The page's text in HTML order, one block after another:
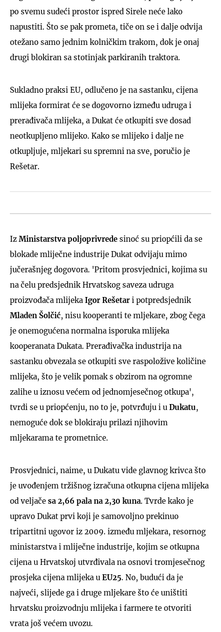
po svemu sudeći prostor ispred Sirele neće lako
napustiti. Što se pak prometa, tiče on se i dalje odvija
otežano samo jednim kolničkim trakom, dok je onaj
drugi blokiran sa stotinjak parkiranih traktora.
Sukladno praksi EU, odlučeno je na sastanku, cijena
mlijeka formirat će se dogovorno između udruga i
prerađivača mlijeka, a Dukat će otkupiti sve dosad
neotkupljeno mlijeko. Kako se mlijeko i dalje ne
otkupljuje, mljekari su spremni na sve, poručio je
Rešetar.
Iz Ministarstva poljoprivrede sinoć su priopćili da se
blokade mliječne industrije Dukat odvijaju mimo
jučerašnjeg dogovora. 'Pritom prosvjednici, kojima su
na čelu predsjednik Hrvatskog saveza udruga
proizvođača mlijeka Igor Rešetar i potpredsjednik
Mladen Šolčić, nisu kooperanti te mljekare, zbog čega
je onemogućena normalna isporuka mlijeka
kooperanata Dukata. Prerađivačka industrija na
sastanku obvezala se otkupiti sve raspoložive količine
mlijeka, što je velik pomak s obzirom na ogromne
zalihe u iznosu većem od jednomjesečnog otkupa',
tvrdi se u priopćenju, no to je, potvrđuju i u Dukatu,
nemoguće dok se blokiraju prilazi njihovim
mljekarama te prometnice.
Prosvjednici, naime, u Dukatu vide glavnog krivca što
je uvođenjem tržišnog izračuna otkupna cijena mlijeka
od veljače sa 2,66 pala na 2,30 kuna. Tvrde kako je
upravo Dukat prvi koji je samovoljno prekinuo
tripartitni ugovor iz 2009. između mljekara, resornog
ministarstva i mliječne industrije, kojim se otkupna
cijena u Hrvatskoj utvrđivala na osnovi tromjesečnog
prosjeka cijena mlijeka u EU25. No, budući da je
najveći, slijede ga i druge mljekare što će uništiti
hrvatsku proizvodnju mlijeka i farmere te otvoriti
vrata još većem uvozu.